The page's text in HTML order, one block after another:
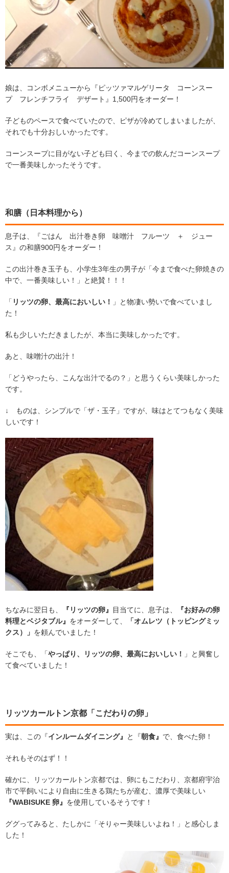
娘は、コンボメニューから『ピッツァマルゲリータ コーンスー
プ フレンチフライ デザート』1,500円をオーダー！
子どものペースで食べていたので、ピザが冷めてしまいましたが、
それでも十分おしいかったです。
コーンスープに目がない子ども曰く、今までの飲んだコーンスープ
で一番美味しかったそうです。
和膳（日本料理から）
息子は、『ごはん 出汁巻き卵 味噌汁 フルーツ ＋ ジュー
ス』の和膳900円をオーダー！
この出汁巻き玉子も、小学生3年生の男子が「今まで食べた卵焼きの
中で、一番美味しい！」と絶賛！！！
「 リッツの卵、最高においしい！
」と物凄い勢いで食べていまし
た！
私も少しいただきましたが、本当に美味しかったです。
あと、味噌汁の出汁！
「どうやったら、こんな出汁でるの？」と思うくらい美味しかった
です。
↓ ものは、シンプルで「ザ・玉子」ですが、味はとてつもなく美味
しいです！
ちなみに翌日も、 『リッツの卵』 目当てに、息子は、
『お好みの卵
料理とベジタブル』 をオーダーして、
「オムレツ（トッピングミッ
クス）」 を頼んでいました！
そこでも、「やっぱり、リッツの卵、最高においしい！
」と興奮し
て食べていました！
リッツカールトン京都「こだわりの卵」
実は、この『インルームダイニング』 と『朝食』 で、食べた卵！
それもそのはず！！
確かに、リッツカールトン京都では、卵にもこだわり、京都府宇治
市で平飼いにより自由に生きる鶏たちが産む、濃厚で美味しい
『WABISUKE 卵』 を使用しているそうです！
ググってみると、たしかに「そりゃー美味しいよね！」と感心しま
した！